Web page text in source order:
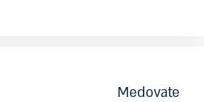
Medovate